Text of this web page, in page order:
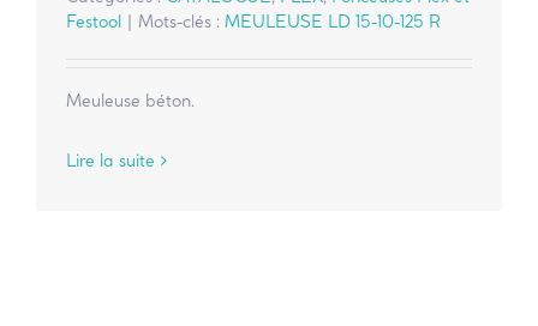
Festool
Mots-clés : MEULEUSE LD 15-10-125 R
Meuleuse béton.
Lire la suite